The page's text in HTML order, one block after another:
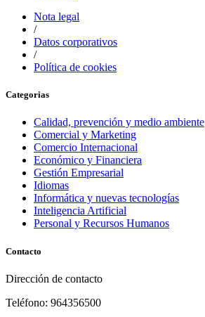
Nota legal
/
Datos corporativos
/
Política de cookies
Categorias
Calidad, prevención y medio ambiente
Comercial y Marketing
Comercio Internacional
Económico y Financiera
Gestión Empresarial
Idiomas
Informática y nuevas tecnologías
Inteligencia Artificial
Personal y Recursos Humanos
Contacto
Dirección de contacto
Teléfono: 964356500